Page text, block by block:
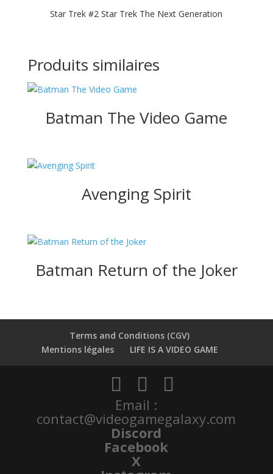
Star Trek #2 Star Trek The Next Generation
Produits similaires
Batman The Video Game
Avenging Spirit
Batman Return of the Joker
Terms and Conditions (CGV)
Mentions légales
LIFE IS A VIDEO GAME
Email :
contact@videogamegalaxy.com
Discord
Facebook
X